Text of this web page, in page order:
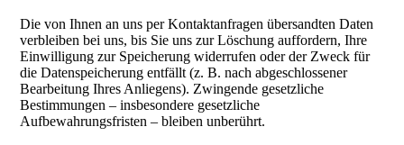
Die von Ihnen an uns per Kontaktanfragen übersandten Daten
verbleiben bei uns, bis Sie uns zur Löschung auffordern, Ihre
Einwilligung zur Speicherung widerrufen oder der Zweck für
die Datenspeicherung entfällt (z. B. nach abgeschlossener
Bearbeitung Ihres Anliegens). Zwingende gesetzliche
Bestimmungen – insbesondere gesetzliche
Aufbewahrungsfristen – bleiben unberührt.